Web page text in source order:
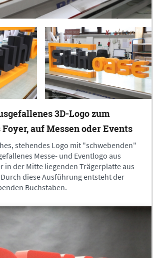
3D-Logo zum
auf Messen oder Events
stehendes Logo mit "schwebenden"
Messe- und Eventlogo aus
in der Mitte liegenden Trägerplatte aus
diese Ausführung entsteht der
Buchstaben.